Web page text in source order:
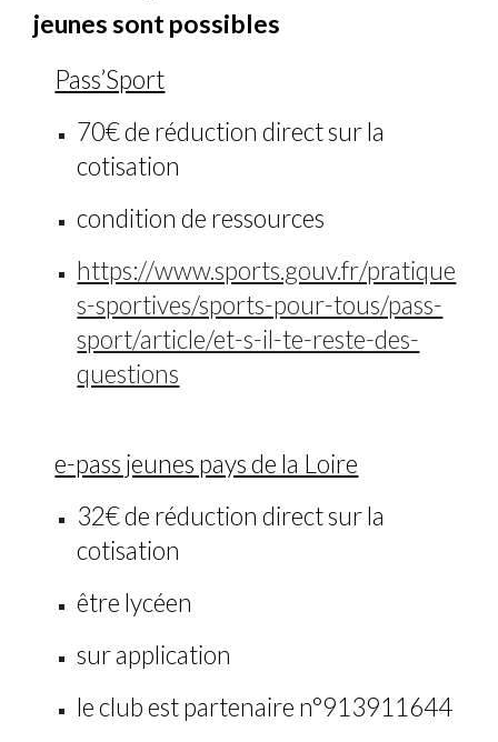
jeunes sont possibles
Pass’Sport
70€ de réduction direct sur la
cotisation
condition de ressources
https://www.sports.gouv.fr/pratique
s-sportives/sports-pour-tous/pass-
sport/article/et-s-il-te-reste-des-
questions
e-pass jeunes pays de la Loire
32€ de réduction direct sur la
cotisation
être lycéen
sur application
le club est partenaire n°913911644